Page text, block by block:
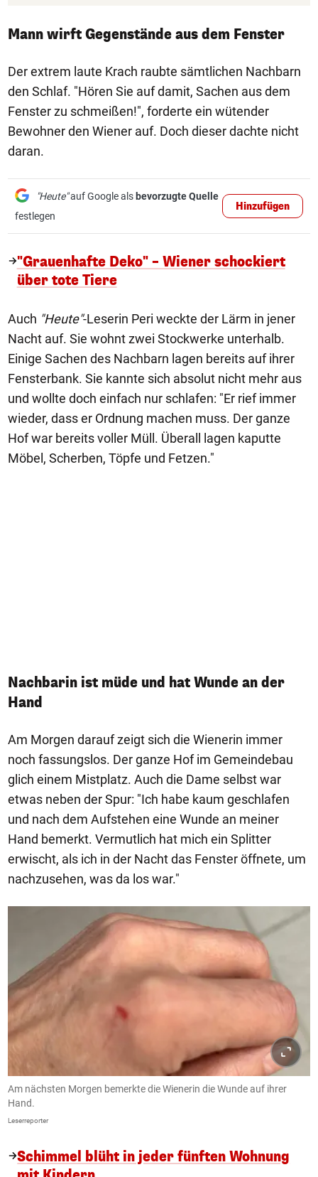
Mann wirft Gegenstände aus dem Fenster
Der extrem laute Krach raubte sämtlichen Nachbarn
den Schlaf. "Hören Sie auf damit, Sachen aus dem
Fenster zu schmeißen!", forderte ein wütender
Bewohner den Wiener auf. Doch dieser dachte nicht
daran.
"Heute"auf Google als bevorzugte Quelle
festlegen
Hinzufügen
"Grauenhafte Deko" – Wiener schockiert
über tote Tiere
Auch "Heute"-Leserin Peri weckte der Lärm in jener
Nacht auf. Sie wohnt zwei Stockwerke unterhalb.
Einige Sachen des Nachbarn lagen bereits auf ihrer
Fensterbank. Sie kannte sich absolut nicht mehr aus
und wollte doch einfach nur schlafen: "Er rief immer
wieder, dass er Ordnung machen muss. Der ganze
Hof war bereits voller Müll. Überall lagen kaputte
Möbel, Scherben, Töpfe und Fetzen."
Nachbarin ist müde und hat Wunde an der
Hand
Am Morgen darauf zeigt sich die Wienerin immer
noch fassungslos. Der ganze Hof im Gemeindebau
glich einem Mistplatz. Auch die Dame selbst war
etwas neben der Spur: "Ich habe kaum geschlafen
und nach dem Aufstehen eine Wunde an meiner
Hand bemerkt. Vermutlich hat mich ein Splitter
erwischt, als ich in der Nacht das Fenster öffnete, um
nachzusehen, was da los war."
Am nächsten Morgen bemerkte die Wienerin die Wunde auf ihrer
Hand.
Leserreporter
Schimmel blüht in jeder fünften Wohnung